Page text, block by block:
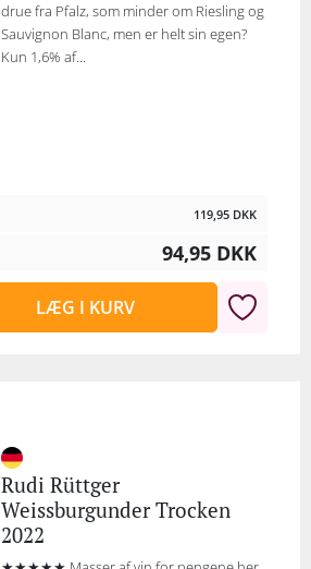
drue fra Pfalz, som minder om Riesling og
Sauvignon Blanc, men er helt sin egen?
Kun 1,6% af...
119,95 DKK
94,95 DKK
LÆG I KURV
Rudi Rüttger
Weissburgunder Trocken
2022